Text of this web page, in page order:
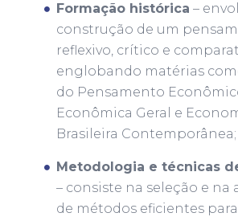
Formação histórica –
construção de um
reflexivo, crítico e
englobando matérias
do Pensamento
Econômica Geral e
Brasileira Contemporânea;
Metodologia e técnicas
– consiste na seleção e na
de métodos eficientes